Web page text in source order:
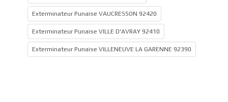
Exterminateur Punaise VAUCRESSON 92420
Exterminateur Punaise VILLE D'AVRAY 92410
Exterminateur Punaise VILLENEUVE LA GARENNE 92390